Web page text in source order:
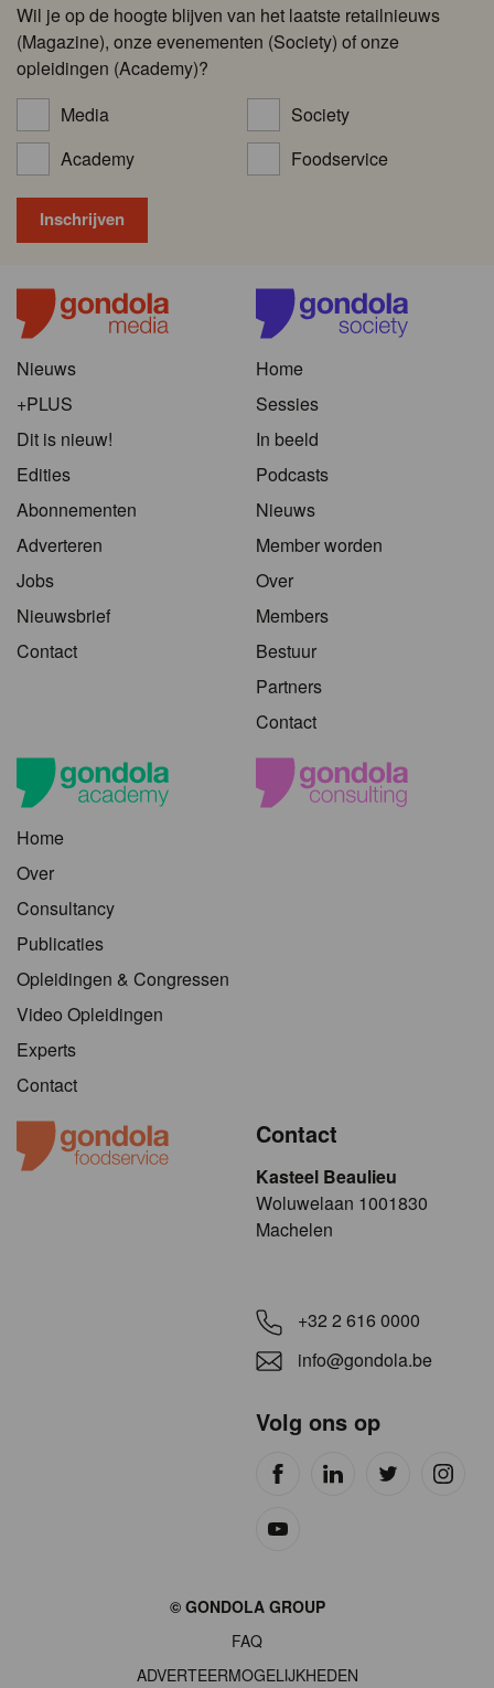
Wil je op de hoogte blijven van het laatste retailnieuws
(Magazine), onze evenementen (Society) of onze
opleidingen (Academy)?
Media
Society
Academy
Foodservice
Nieuws
+PLUS
Dit is nieuw!
Edities
Abonnementen
Adverteren
Jobs
Nieuwsbrief
Contact
Home
Sessies
In beeld
Podcasts
Nieuws
Member worden
Over
Members
Bestuur
Partners
Contact
Home
Over
Consultancy
Publicaties
Opleidingen & Congressen
Video Opleidingen
Experts
Contact
Contact
Kasteel Beaulieu
​​​Woluwelaan 1001830
Machelen
+32 2 616 0000
info@gondola.be
Volg ons op
© GONDOLA GROUP
FAQ
ADVERTEERMOGELIJKHEDEN